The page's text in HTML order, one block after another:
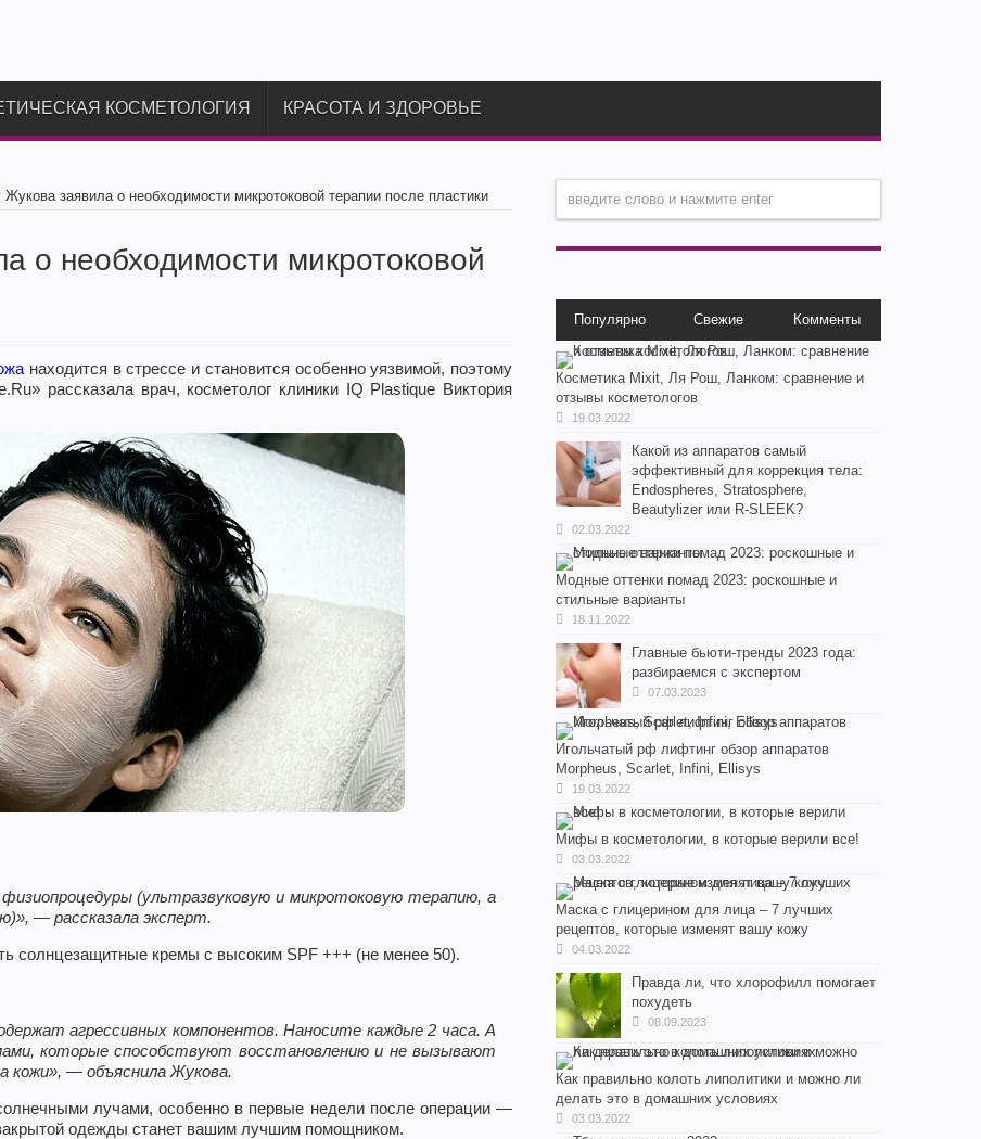
КОСМЕТОЛОГИЯ КРАСОТА И ЗДОРОВЬЕ
Жукова заявила о необходимости микротоковой терапии после пластики
о необходимости микротоковой
находится в стрессе и становится особенно уязвимой, поэтому
рассказала врач, косметолог клиники IQ Plastique Виктория
(ультразвуковую и микротоковую терапию, а
— рассказала эксперт.
солнцезащитные кремы с высоким SPF +++ (не менее 50).
агрессивных компонентов. Наносите каждые 2 часа. А
которые способствуют восстановлению и не вызывают
кожи», — объяснила Жукова.
лучами, особенно в первые недели после операции —
одежды станет вашим лучшим помощником.
Популярно Свежие Комменты
Косметика Мixit, Ля Рош, Ланком: сравнение и
отзывы косметологов
19.03.2022
Какой из аппаратов самый
эффективный для коррекция тела:
Endospheres, Stratosphere,
Beautylizer или R-SLEEK?
02.03.2022
Модные оттенки помад 2023: роскошные и
стильные варианты
18.11.2022
Главные бьюти-тренды 2023 года:
разбираемся с экспертом
07.03.2023
Игольчатый рф лифтинг обзор аппаратов
Morpheus, Scarlet, Infini, Ellisys
19.03.2022
Мифы в косметологии, в которые верили все!
03.03.2022
Маска с глицерином для лица – 7 лучших
рецептов, которые изменят вашу кожу
04.03.2022
Правда ли, что хлорофилл помогает
похудеть
08.09.2023
Как правильно колоть липолитики и можно ли
делать это в домашних условиях
03.03.2022